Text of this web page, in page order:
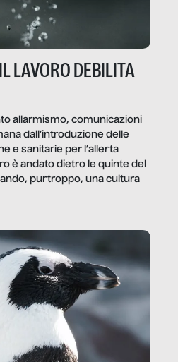
LAVORO DEBILITA
allarmismo, comunicazioni
dall’introduzione delle
e sanitarie per l’allerta
è andato dietro le quinte del
purtroppo, una cultura